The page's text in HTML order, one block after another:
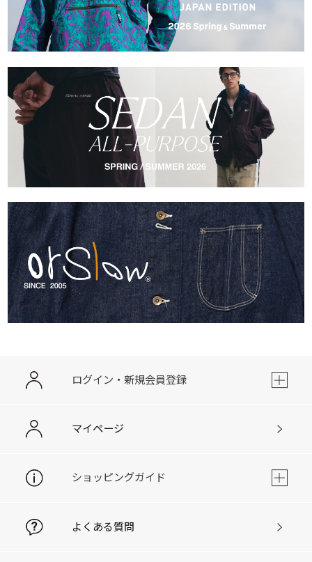
ログイン・新規会員登録
マイページ
ショッピングガイド
よくある質問